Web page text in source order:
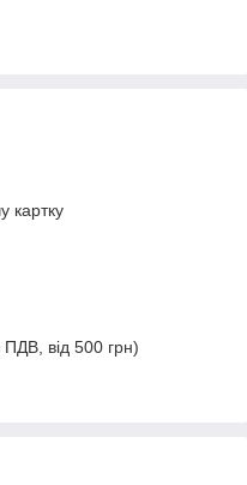
картку
ПДВ, від 500 грн)